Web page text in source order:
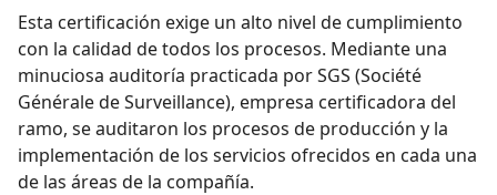
Esta certificación exige un alto nivel de cumplimiento
con la calidad de todos los procesos. Mediante una
minuciosa auditoría practicada por SGS (Société
Générale de Surveillance), empresa certificadora del
ramo, se auditaron los procesos de producción y la
implementación de los servicios ofrecidos en cada una
de las áreas de la compañía.